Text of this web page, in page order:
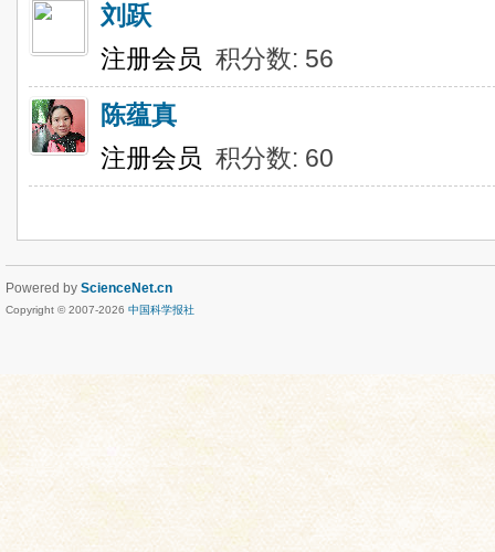
刘跃
注册会员 积分数: 56
陈蕴真
注册会员 积分数: 60
Powered by ScienceNet.cn
Copyright © 2007-2026 中国科学报社